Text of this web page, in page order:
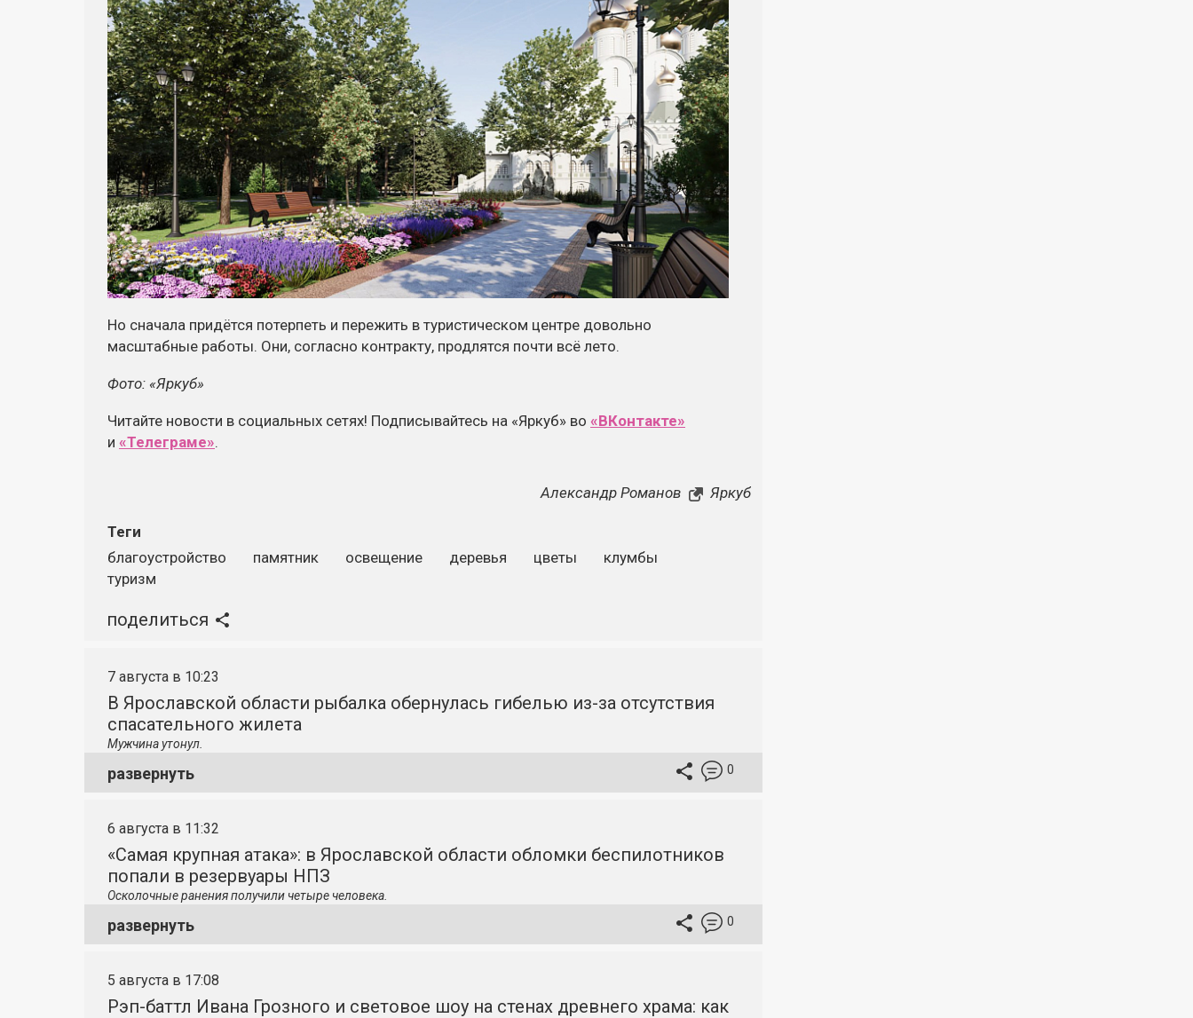
Но сначала придётся потерпеть и пережить в туристическом центре довольно
масштабные работы. Они, согласно контракту, продлятся почти всё лето.
Фото: «Яркуб»
Читайте новости в социальных сетях! Подписывайтесь на «Яркуб» во «ВКонтакте»
и «Телеграме».
Александр Романов Яркуб
Теги
благоустройство
памятник освещение деревья цветы
клумбы
туризм
поделиться
7 августа в 10:23
В Ярославской области рыбалка обернулась гибелью из-за отсутствия
спасательного жилета
Мужчина утонул.
развернуть 0
6 августа в 11:32
«Самая крупная атака»: в Ярославской области обломки беспилотников
попали в резервуары НПЗ
Осколочные ранения получили четыре человека.
развернуть 0
5 августа в 17:08
Рэп-баттл Ивана Грозного и световое шоу на стенах древнего храма: как